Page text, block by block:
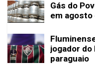
Gás do
em agosto
jogador
paraguaio